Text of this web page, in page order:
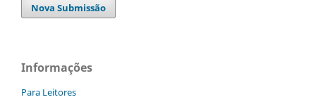
Nova Submissão
Informações
Para Leitores